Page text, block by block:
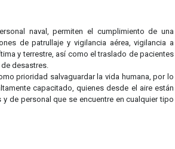
naval, permiten el cumplimiento de una
de patrullaje y vigilancia aérea, vigilancia a
y terrestre, así como el traslado de pacientes
desastres.
prioridad salvaguardar la vida humana, por lo
capacitado, quienes desde el aire están
de personal que se encuentre en cualquier tipo